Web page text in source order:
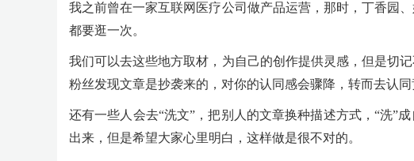
我之前曾在一家互联网医疗公司做产品运营，那时，丁香园
都要逛一次。
我们可以去这些地方取材，为自己的创作提供灵感，但是切
粉丝发现文章是抄袭来的，对你的认同感会骤降，转而去认同
还有一些人会去“洗文”，把别人的文章换种描述方式，“洗”
出来，但是希望大家心里明白，这样做是很不对的。